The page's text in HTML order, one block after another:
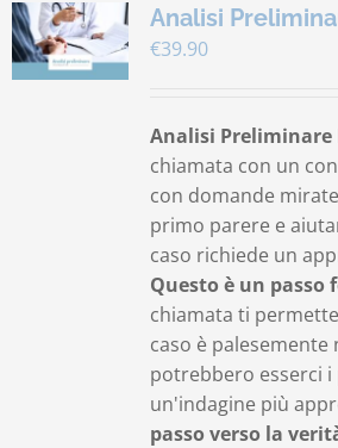
Analisi
€39.90
Analisi
chiamata con un
con domande
primo parere e
caso richiede un
Questo è un passo
chiamata ti
caso è palesemente
potrebbero esserci
un'indagine più
passo verso la